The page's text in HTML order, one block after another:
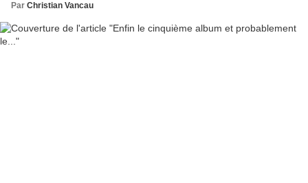
Par Christian Vancau